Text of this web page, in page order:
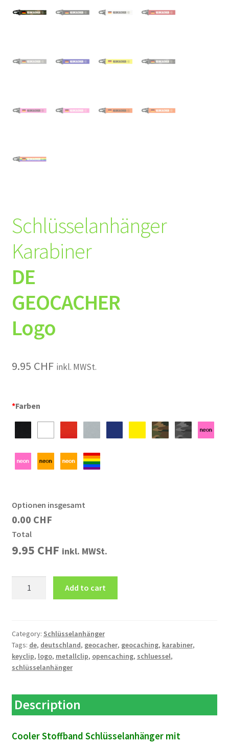
Schlüsselanhänger
Karabiner
DE
GEOCACHER
Logo
9.95 CHF inkl. MWSt.
*Farben
Optionen insgesamt
0.00 CHF
Total
9.95 CHF inkl. MWSt.
Logo
quantity
Add to cart
Category: Schlüsselanhänger
Tags: de, deutschland, geocacher, geocaching, karabiner,
keyclip, logo, metallclip, opencaching, schluessel,
schlüsselanhänger
Description
Cooler Stoffband Schlüsselanhänger mit